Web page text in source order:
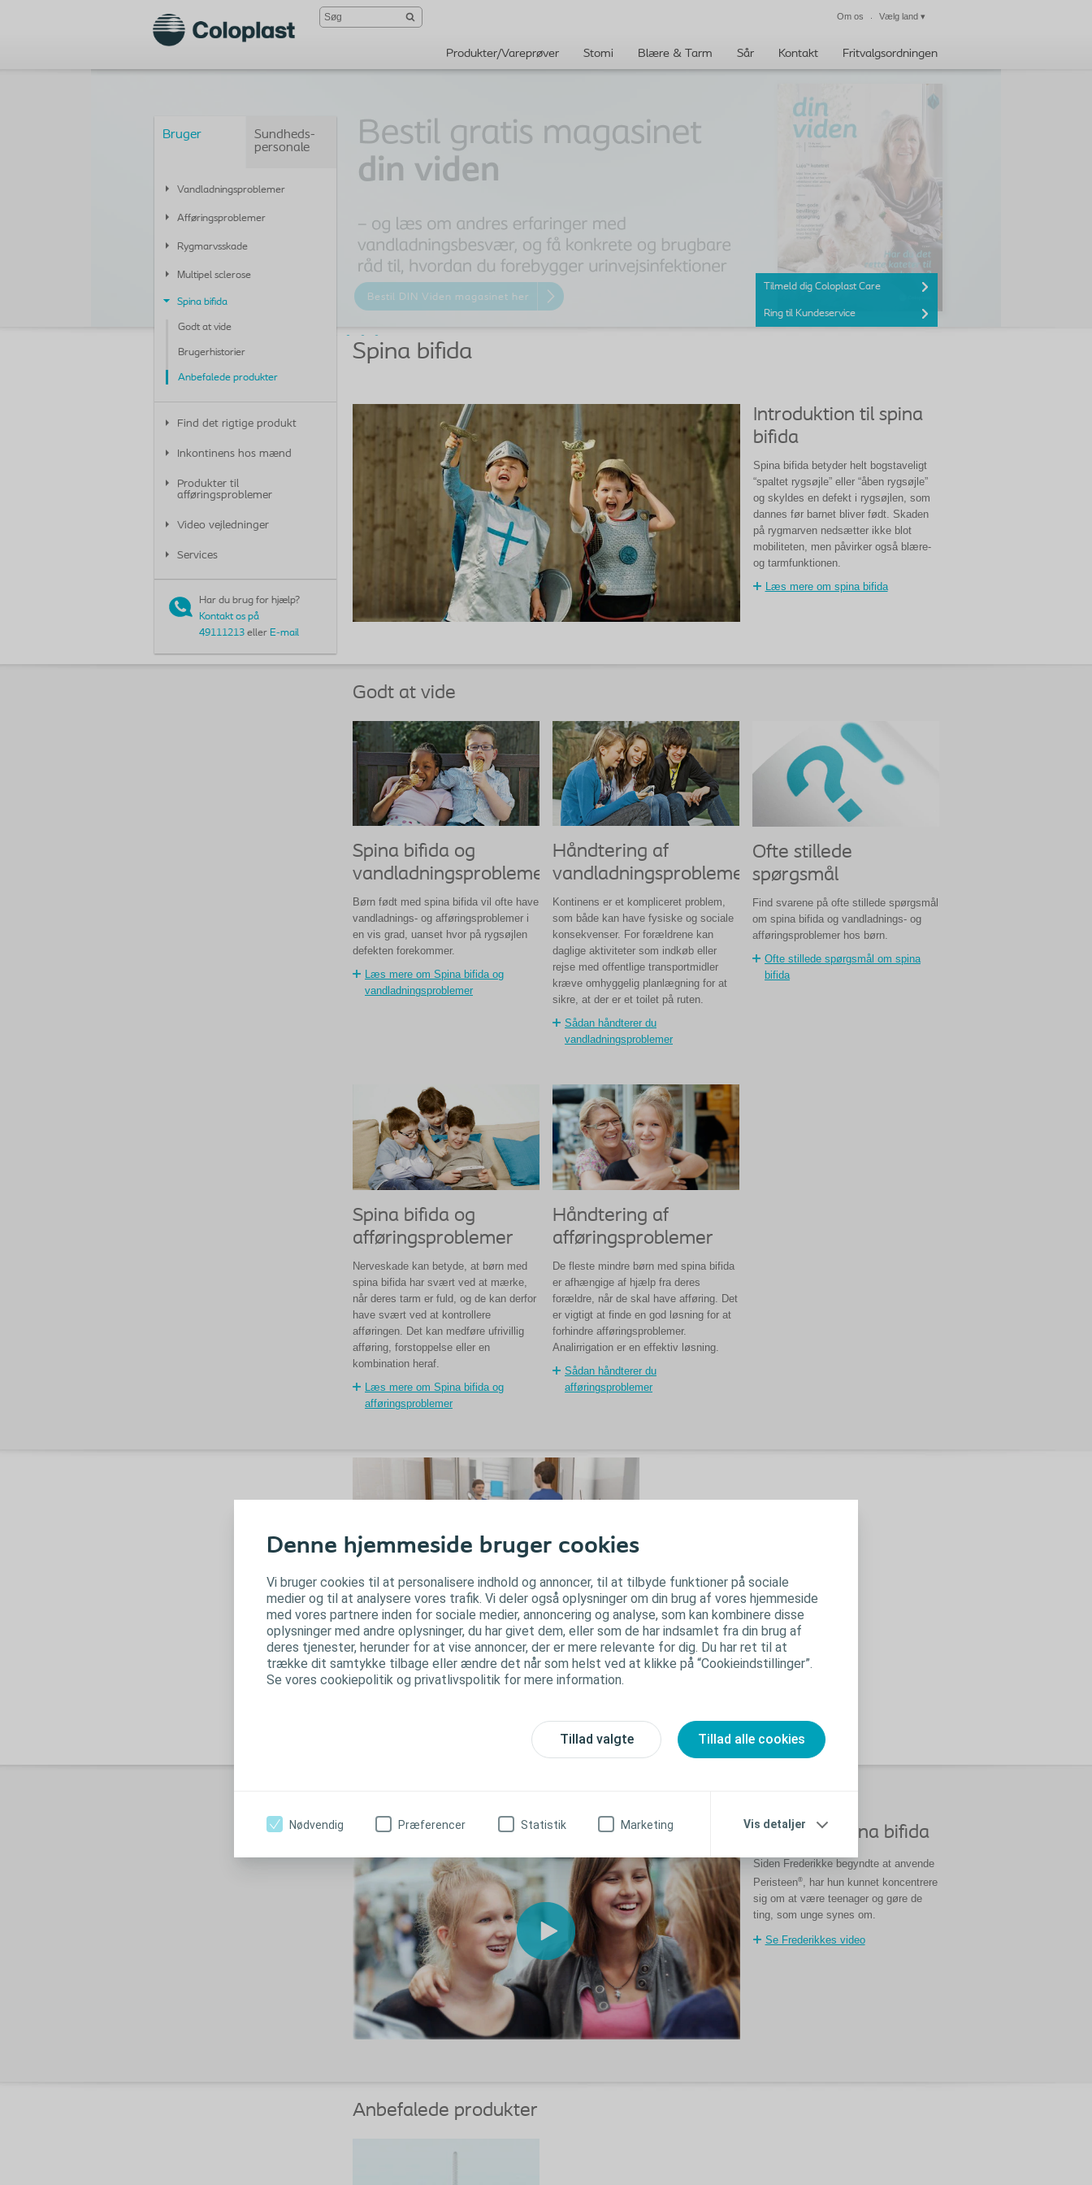
Denne hjemmeside bruger cookies
Vi bruger cookies til at personalisere indhold og annoncer, til at tilbyde funktioner på sociale
medier og til at analysere vores trafik. Vi deler også oplysninger om din brug af vores hjemmeside
med vores partnere inden for sociale medier, annoncering og analyse, som kan kombinere disse
oplysninger med andre oplysninger, du har givet dem, eller som de har indsamlet fra din brug af
deres tjenester, herunder for at vise annoncer, der er mere relevante for dig. Du har ret til at
trække dit samtykke tilbage eller ændre det når som helst ved at klikke på “Cookieindstillinger”.
Se vores cookiepolitik og privatlivspolitik for mere information.
Tillad valgte Tillad alle cookies
Nødvendig Præferencer Statistik Marketing Vis detaljer
Luk
Om os Vælg land ▾
Produkter/Vareprøver Stomi Blære & Tarm Sår Kontakt Fritvalgsordningen
Bruger
Vandladningsproblemer
Afføringsproblemer
Rygmarvsskade
Multipel sclerose
Spina bifida
Godt at vide
Brugerhistorier
Anbefalede produkter
Sundheds-
personale
Find det rigtige produkt
Inkontinens hos mænd
Produkter til
afføringsproblemer
Video vejledninger
Services
Har du brug for hjælp?
Kontakt os på
49111213 eller E-mail
Bestil DIN Viden magasinet her
Tilmeld dig Coloplast Care
Ring til Kundeservice
Spina bifida
Introduktion til spina
bifida
Spina bifida betyder helt bogstaveligt
“spaltet rygsøjle” eller “åben rygsøjle”
og skyldes en defekt i rygsøjlen, som
dannes før barnet bliver født. Skaden
på rygmarven nedsætter ikke blot
mobiliteten, men påvirker også blære-
og tarmfunktionen.
Læs mere om spina bifida
Godt at vide
Spina bifida og
vandladningsproblemer
Børn født med spina bifida vil ofte have
vandladnings- og afføringsproblemer i
en vis grad, uanset hvor på rygsøjlen
defekten forekommer.
Læs mere om Spina bifida og
vandladningsproblemer
Håndtering af
vandladningsproblemer
Kontinens er et kompliceret problem,
som både kan have fysiske og sociale
konsekvenser. For forældrene kan
daglige aktiviteter som indkøb eller
rejse med offentlige transportmidler
kræve omhyggelig planlægning for at
sikre, at der er et toilet på ruten.
Sådan håndterer du
vandladningsproblemer
Ofte stillede
spørgsmål
Find svarene på ofte stillede spørgsmål
om spina bifida og vandladnings- og
afføringsproblemer hos børn.
Ofte stillede spørgsmål om spina
bifida
Spina bifida og
afføringsproblemer
Nerveskade kan betyde, at børn med
spina bifida har svært ved at mærke,
når deres tarm er fuld, og de kan derfor
have svært ved at kontrollere
afføringen. Det kan medføre ufrivillig
afføring, forstoppelse eller en
kombination heraf.
Læs mere om Spina bifida og
afføringsproblemer
Håndtering af
afføringsproblemer
De fleste mindre børn med spina bifida
er afhængige af hjælp fra deres
forældre, når de skal have afføring. Det
er vigtigt at finde en god løsning for at
forhindre afføringsproblemer.
Analirrigation er en effektiv løsning.
Sådan håndterer du
afføringsproblemer
Animationsfilm om
selvkateterisation til børn
Ung med spina bifida
Siden Frederikke begyndte at anvende
Peristeen®, har hun kunnet koncentrere
sig om at være teenager og gøre de
ting, som unge synes om.
Se Frederikkes video
Anbefalede produkter